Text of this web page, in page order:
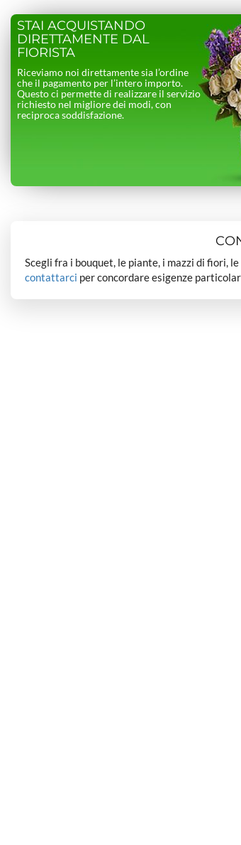
STAI ACQUISTANDO
DIRETTAMENTE DAL
FIORISTA
Riceviamo noi direttamente sia l’ordine
che il pagamento per l’intero importo.
Questo ci permette di realizzare il servizio
richiesto nel migliore dei modi, con
reciproca soddisfazione.
Scegli fra i bouquet, le piante, i mazzi di fiori,
contattarci per concordare esigenze